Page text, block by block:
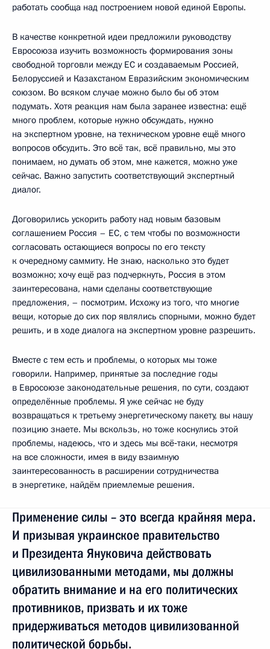
работать сообща над построением новой единой Европы.
В качестве конкретной идеи предложили руководству
Евросоюза изучить возможность формирования зоны
свободной торговли между ЕС и создаваемым Россией,
Белоруссией и Казахстаном Евразийским экономическим
союзом. Во всяком случае можно было бы об этом
подумать. Хотя реакция нам была заранее известна: ещё
много проблем, которые нужно обсуждать, нужно
на экспертном уровне, на техническом уровне ещё много
вопросов обсудить. Это всё так, всё правильно, мы это
понимаем, но думать об этом, мне кажется, можно уже
сейчас. Важно запустить соответствующий экспертный
диалог.
Договорились ускорить работу над новым базовым
соглашением Россия – ЕС, с тем чтобы по возможности
согласовать остающиеся вопросы по его тексту
к очередному саммиту. Не знаю, насколько это будет
возможно; хочу ещё раз подчеркнуть, Россия в этом
заинтересована, нами сделаны соответствующие
предложения, – посмотрим. Исхожу из того, что многие
вещи, которые до сих пор являлись спорными, можно будет
решить, и в ходе диалога на экспертном уровне разрешить.
Вместе с тем есть и проблемы, о которых мы тоже
говорили. Например, принятые за последние годы
в Евросоюзе законодательные решения, по сути, создают
определённые проблемы. Я уже сейчас не буду
возвращаться к третьему энергетическому пакету, вы нашу
позицию знаете. Мы вскользь, но тоже коснулись этой
проблемы, надеюсь, что и здесь мы всё‑таки, несмотря
на все сложности, имея в виду взаимную
заинтересованность в расширении сотрудничества
в энергетике, найдём приемлемые решения.
Применение силы – это всегда крайняя мера.
И призывая украинское правительство
и Президента Януковича действовать
цивилизованными методами, мы должны
обратить внимание и на его политических
противников, призвать и их тоже
придерживаться методов цивилизованной
политической борьбы.